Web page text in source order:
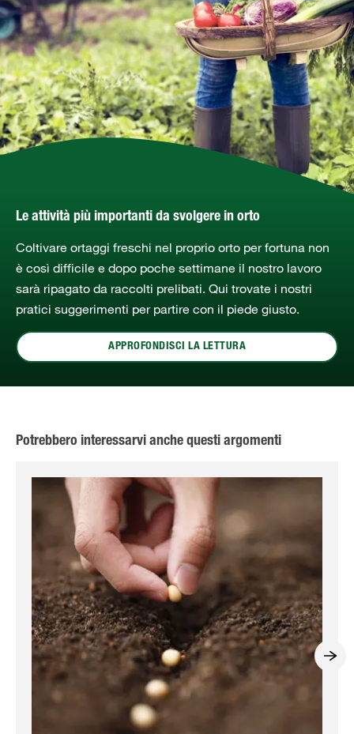
Le attività più importanti da svolgere in orto
Coltivare ortaggi freschi nel proprio orto per fortuna non
è così difficile e dopo poche settimane il nostro lavoro
sarà ripagato da raccolti prelibati. Qui trovate i nostri
pratici suggerimenti per partire con il piede giusto.
APPROFONDISCI LA LETTURA
Potrebbero interessarvi anche questi argomenti